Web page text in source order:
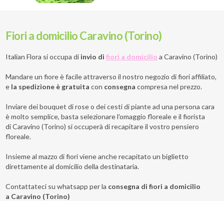
Fiori a domicilio Caravino (Torino)
Italian Flora si occupa di invio difiori a domicilio a Caravino (Torino)
Mandare un fiore è facile attraverso il nostro negozio di fiori affiliato,
e la spedizione è gratuita con consegna compresa nel prezzo.
Inviare dei bouquet di rose o dei cesti di piante ad una persona cara
è molto semplice, basta selezionare l'omaggio floreale e il fiorista
di Caravino (Torino) si occuperà di recapitare il vostro pensiero
floreale.
Insieme al mazzo di fiori viene anche recapitato un biglietto
direttamente al domicilio della destinataria.
Contattateci su whatsapp per la consegna di fiori a domicilio
a Caravino (Torino)